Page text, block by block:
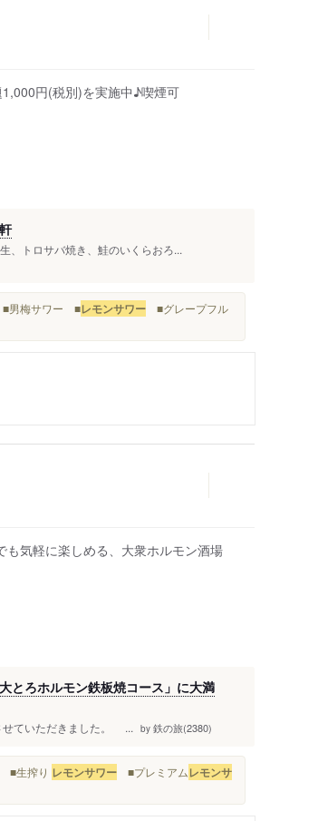
円(税別)を実施中♪喫煙可
、トロサバ焼き、鮭のいくらおろ...
■男梅サワー ■レモンサワー ■グレープフル
も気軽に楽しめる、大衆ホルモン酒場
とろホルモン鉄板焼コース」に大満
せていただきました。 ... by 鉄の旅(2380)
■生搾り レモンサワー ■プレミアムレモンサ